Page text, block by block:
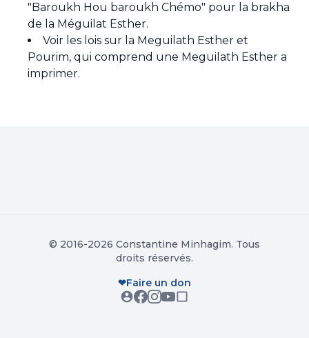
"Baroukh Hou baroukh Chémo" pour la brakha
de la Méguilat Esther.
Voir les lois sur la Meguilath Esther et
Pourim, qui comprend une Meguilath Esther a
imprimer.
© 2016-2026 Constantine Minhagim. Tous
droits réservés.
❤Faire un don